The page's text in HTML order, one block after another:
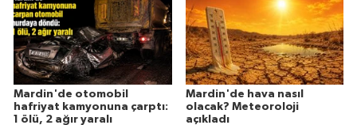
Mardin'de otomobil
hafriyat kamyonuna çarptı:
1 ölü, 2 ağır yaralı
Mardin'de hava nasıl
olacak? Meteoroloji
açıkladı